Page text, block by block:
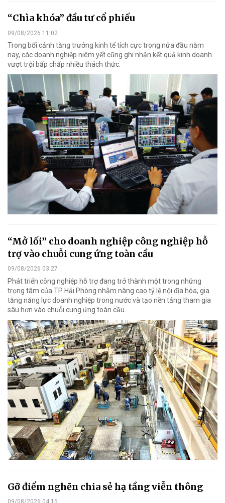
“Chìa khóa” đầu tư cổ phiếu
09/08/2026 11:02
Trong bối cảnh tăng trưởng kinh tế tích cực trong nửa đầu năm
nay, các doanh nghiệp niêm yết cũng ghi nhận kết quả kinh doanh
vượt trội bấp chấp nhiều thách thức.
“Mở lối” cho doanh nghiệp công nghiệp hỗ
trợ vào chuỗi cung ứng toàn cầu
09/08/2026 03:27
Phát triển công nghiệp hỗ trợ đang trở thành một trong những
trọng tâm của TP Hải Phòng nhằm nâng cao tỷ lệ nội địa hóa, gia
tăng năng lực doanh nghiệp trong nước và tạo nền tảng tham gia
sâu hơn vào chuỗi cung ứng toàn cầu.
Gỡ điểm nghẽn chia sẻ hạ tầng viễn thông
09/08/2026 04:15